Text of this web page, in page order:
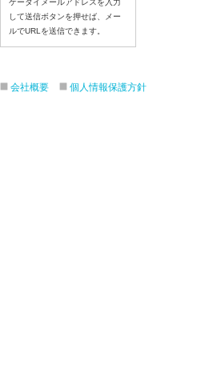
ケータイメールアドレスを入力
して送信ボタンを押せば、メー
ルでURLを送信できます。
会社概要 個人情報保護方針